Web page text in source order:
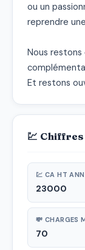
ou un
reprendre
Nous
Et restons
💹
💹 CA HT
23000
💸 CHARGES
70